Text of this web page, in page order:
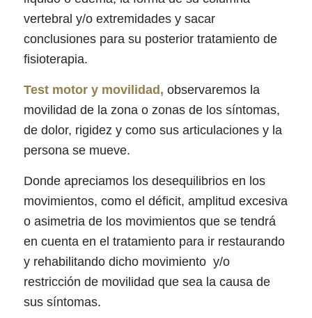
vertebral y/o extremidades y sacar
conclusiones para su posterior tratamiento de
fisioterapia.
Test motor y movilidad, observaremos la
movilidad de la zona o zonas de los síntomas,
de dolor, rigidez y como sus articulaciones y la
persona se mueve.
Donde apreciamos los desequilibrios en los
movimientos, como el déficit, amplitud excesiva
o asimetria de los movimientos que se tendrá
en cuenta en el tratamiento para ir restaurando
y rehabilitando dicho movimiento y/o
restricción de movilidad que sea la causa de
sus síntomas.